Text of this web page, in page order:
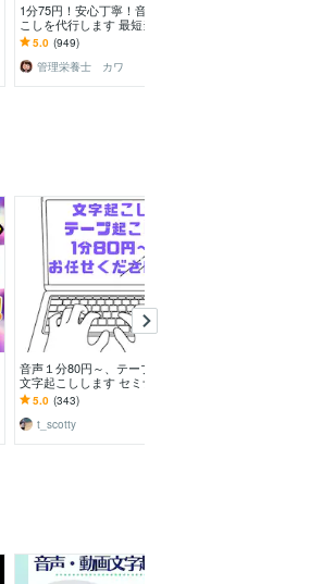
1分75円！安心丁寧！音声文字起
こしを代行します 最短当日！実
績多数！動画も音声も素早く文字
化します
5.0 (949)
管理栄養士 カワ
音声１分80円～、テープ起こし・
文字起こしします セミナー、イ
ンタビュー、授業等大歓迎です！
確かなクオリティ！
5.0 (343)
t_scotty